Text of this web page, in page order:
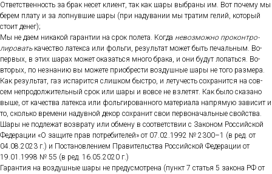
От­ветс­твен­ность за брак не­сет кли­ент, так как ша­ры выб­ра­ны им. Вот по­чему мы
бе­рем пла­ту и за лоп­нувшие ша­ры (при на­дува­нии мы тра­тим ге­лий, ко­торый
сто­ит де­нег);
Мы не да­ем ни­какой га­ран­тии на срок по­лета. Ког­да не­воз­можно про­кон­тро­
лиро­ватька­чес­тво ла­тек­са или фоль­ги, ре­зуль­тат мо­жет быть пе­чаль­ным. Во-
пер­вых, в этих ша­рах мо­жет ока­зать­ся мно­го бра­ка, и они бу­дут ло­пать­ся. Во-
вто­рых, по нез­на­нию вы мо­жете при­об­рести воз­душные ша­ры не то­го раз­ме­ра.
Как ре­зуль­тат, газ ис­па­рит­ся слиш­ком быс­тро, и ле­тучесть сох­ра­нит­ся на сов­
сем неп­ро­дол­жи­тель­ный срок или ша­ры и вов­се не взле­тят. Как бы­ло ска­зано
вы­ше, от ка­чес­тва ла­тек­са или фоль­ги­рован­но­го ма­тери­ала нап­ря­мую за­висит и
то, сколь­ко вре­мени на­дув­ной де­кор сох­ра­нит свои пер­во­началь­ные свой­ства.
Ша­ры не под­ле­жат воз­вра­ту или об­ме­ну в со­от­ветс­твии с За­коном Рос­сий­ской
Фе­дера­ции «О за­щите прав пот­ре­бите­лей» от 07.02.1992 № 2300–1 (в ред. от
04.08.2023 г.) и Пос­та­нов­ле­ни­ем Пра­витель­ства Рос­сий­ской Фе­дера­ции от
19.01.1998 № 55 (в ред. 16.05.2020 г.)
Га­ран­тия на воз­душные ша­ры не пре­дус­мотре­на (пункт 7 статья 5 за­кона РФ от